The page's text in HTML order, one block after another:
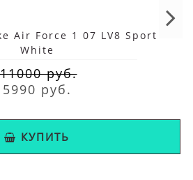
Air Force 1 07 LV8 Sport
White
11000 руб.
5990 руб.
КУПИТЬ